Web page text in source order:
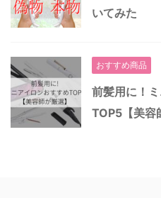
いてみた
おすすめ商品
前髪用に！
TOP5【美容